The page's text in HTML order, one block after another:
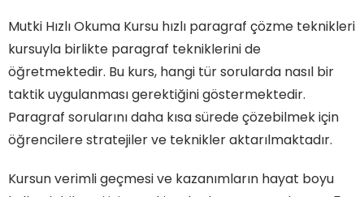
Mutki Hızlı Okuma Kursu hızlı paragraf çözme teknikleri
kursuyla birlikte paragraf tekniklerini de
öğretmektedir. Bu kurs, hangi tür sorularda nasıl bir
taktik uygulanması gerektiğini göstermektedir.
Paragraf sorularını daha kısa sürede çözebilmek için
öğrencilere stratejiler ve teknikler aktarılmaktadır.
Kursun verimli geçmesi ve kazanımların hayat boyu